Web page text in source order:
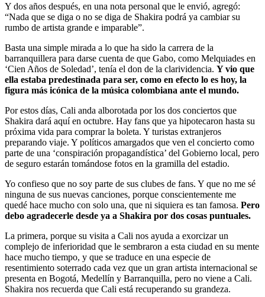
Y dos años después, en una nota personal que le envió, agregó:
“Nada que se diga o no se diga de Shakira podrá ya cambiar su
rumbo de artista grande e imparable”.
Basta una simple mirada a lo que ha sido la carrera de la
barranquillera para darse cuenta de que Gabo, como Melquiades en
‘Cien Años de Soledad’, tenía el don de la clarividencia. Y vio que
ella estaba predestinada para ser, como en efecto lo es hoy, la
figura más icónica de la música colombiana ante el mundo.
Por estos días, Cali anda alborotada por los dos conciertos que
Shakira dará aquí en octubre. Hay fans que ya hipotecaron hasta su
próxima vida para comprar la boleta. Y turistas extranjeros
preparando viaje. Y políticos amargados que ven el concierto como
parte de una ‘conspiración propagandística’ del Gobierno local, pero
de seguro estarán tomándose fotos en la gramilla del estadio.
Yo confieso que no soy parte de sus clubes de fans. Y que no me sé
ninguna de sus nuevas canciones, porque conscientemente me
quedé hace mucho con solo una, que ni siquiera es tan famosa. Pero
debo agradecerle desde ya a Shakira por dos cosas puntuales.
La primera, porque su visita a Cali nos ayuda a exorcizar un
complejo de inferioridad que le sembraron a esta ciudad en su mente
hace mucho tiempo, y que se traduce en una especie de
resentimiento soterrado cada vez que un gran artista internacional se
presenta en Bogotá, Medellín y Barranquilla, pero no viene a Cali.
Shakira nos recuerda que Cali está recuperando su grandeza.